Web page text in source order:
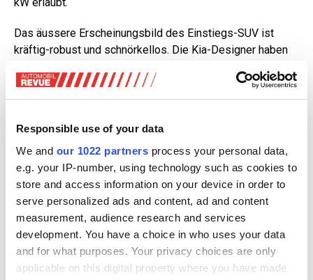
Responsible use of your data
We and our 1022 partners process your personal data,
e.g. your IP-number, using technology such as cookies to
store and access information on your device in order to
serve personalized ads and content, ad and content
measurement, audience research and services
development. You have a choice in who uses your data
and for what purposes. Your privacy choices are only
applicable on this digital property where you have made
Das äussere Erscheinungsbild des Einstiegs-SUV ist
kräftig-robust und schnörkellos. Die Kia-Designer haben
serienmässigen LED-Scheinwerfern weit nach aussen
gesetzt und stark betont, Front und Seitenlinien folgen
grosse, bis auf die Heckscheibe geschlossene Fläche
ohne Schnickschnack – sachlich und funktional.